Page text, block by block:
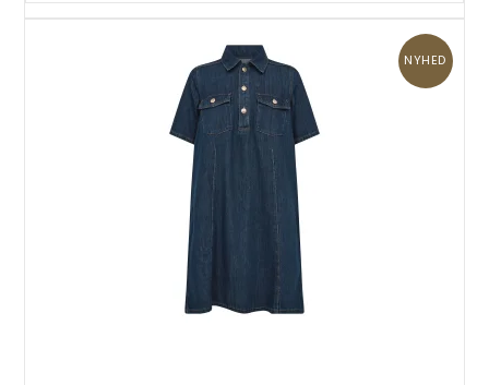
NYHED